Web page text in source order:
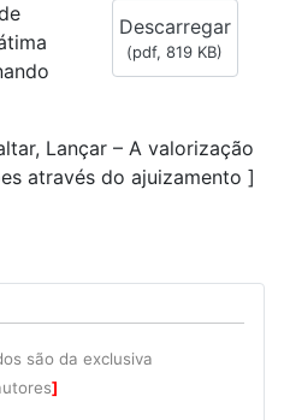
são da exclusiva
]
Descarregar
(pdf, 819 KB)
Lançar – A valorização
através do ajuizamento ]